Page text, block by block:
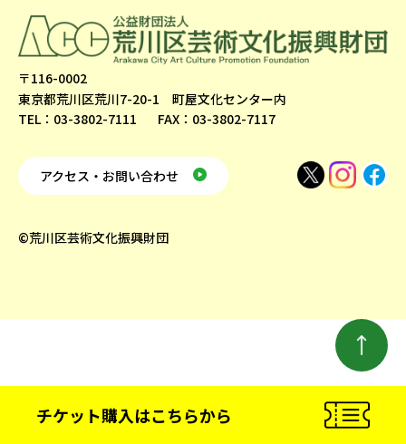
チケット購入はこちらから
〒116-0002
東京都荒川区荒川7-20-1 町屋文化センター内
TEL：03-3802-7111
FAX：03-3802-7117
アクセス・お問い合わせ
©荒川区芸術文化振興財団